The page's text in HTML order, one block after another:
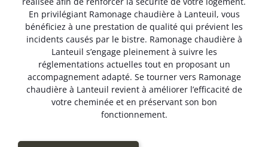
En privilégiant Ramonage chaudière à Lanteuil, vous
bénéficiez à une prestation de qualité qui prévient les
incidents causés par le bistre. Ramonage chaudière à
Lanteuil s’engage pleinement à suivre les
réglementations actuelles tout en proposant un
accompagnement adapté. Se tourner vers Ramonage
chaudière à Lanteuil revient à améliorer l’efficacité de
votre cheminée et en préservant son bon
fonctionnement.